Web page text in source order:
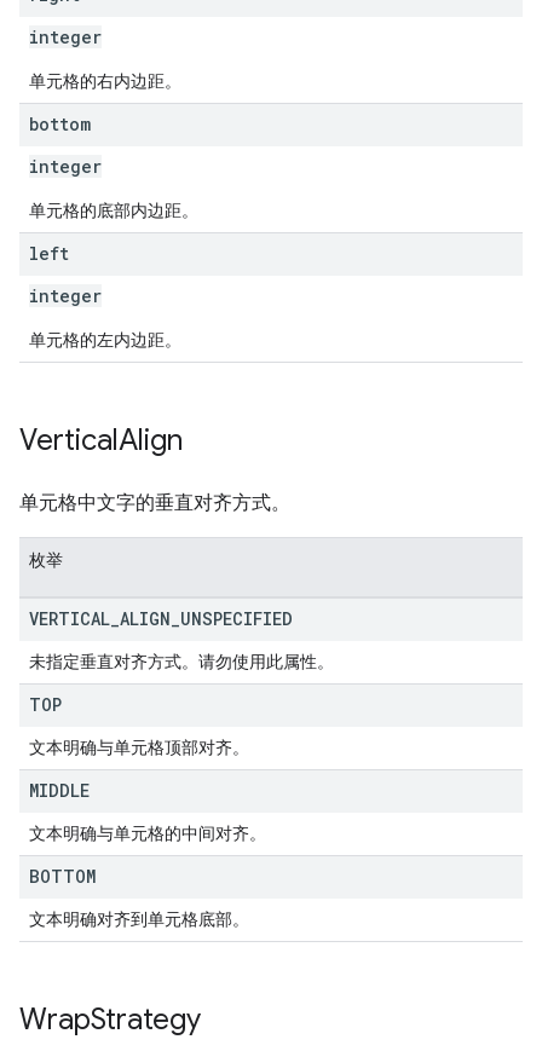
integer
单元格的右内边距。
bottom
integer
单元格的底部内边距。
left
integer
单元格的左内边距。
VerticalAlign
单元格中文字的垂直对齐方式。
枚举
VERTICAL ALIGN UNSPECIFIED
未指定垂直对齐方式。请勿使用此属性。
TOP
文本明确与单元格顶部对齐。
MIDDLE
文本明确与单元格的中间对齐。
BOTTOM
文本明确对齐到单元格底部。
WrapStrategy